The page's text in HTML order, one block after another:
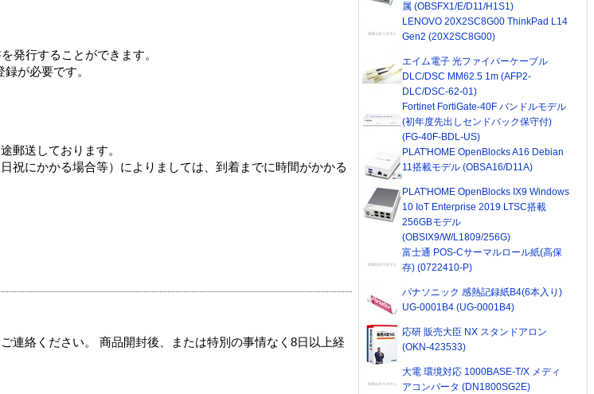
発行することができます。
が必要です。
郵送しております。
祝にかかる場合等）によりましては、到着までに時間がかかる
連絡ください。 商品開封後、または特別の事情なく8日以上経
属 (OBSFX1/E/D11/H1S1)
LENOVO 20X2SC8G00 ThinkPad L14
Gen2 (20X2SC8G00)
エイム電子 光ファイバーケーブル
DLC/DSC MM62.5 1m (AFP2-
DLC/DSC-62-01)
Fortinet FortiGate-40F バンドルモデル
(初年度先出しセンドバック保守付)
(FG-40F-BDL-US)
PLAT'HOME OpenBlocks A16 Debian
11搭載モデル (OBSA16/D11A)
PLAT'HOME OpenBlocks IX9 Windows
10 IoT Enterprise 2019 LTSC搭載
256GBモデル
(OBSIX9/W/L1809/256G)
富士通 POS-Cサーマルロール紙(高保
存) (0722410-P)
パナソニック 感熱記録紙B4(6本入り)
UG-0001B4 (UG-0001B4)
応研 販売大臣 NX スタンドアロン
(OKN-423533)
大電 環境対応 1000BASE-T/X メディ
アコンバータ (DN1800SG2E)